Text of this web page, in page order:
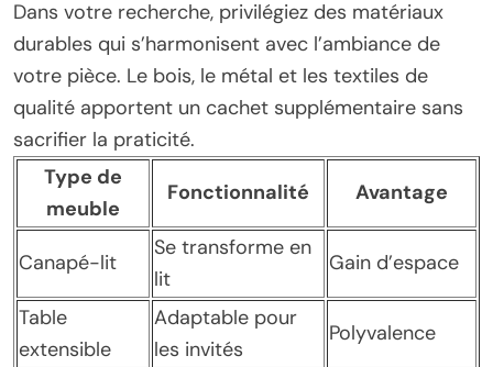
Dans votre recherche, privilégiez des matériaux
durables qui s’harmonisent avec l’ambiance de
votre pièce. Le bois, le métal et les textiles de
qualité apportent un cachet supplémentaire sans
sacrifier la praticité.
Type de
meuble
Fonctionnalité Avantage
Canapé-lit
Se transforme en
lit
Gain d’espace
Table
extensible
Adaptable pour
les invités
Polyvalence